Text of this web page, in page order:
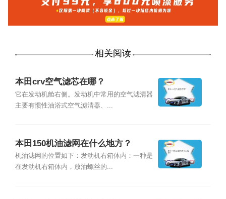
相关阅读
本田crv空气滤芯在哪？
它在发动机舱右侧。发动机中常用的空气滤清器
主要有惯性油浴式空气滤清器、...
本田150机油滤网在什么地方？
机油滤网的位置如下：发动机右箱体内：一种是
在发动机右箱体内，放油螺丝的...